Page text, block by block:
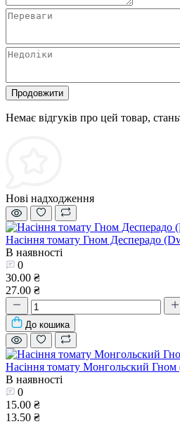
Продовжити
Немає відгуків про цей товар,
Нові надходження
Насіння томату Гном Десперадо
В наявності
0
30.00 ₴
27.00 ₴
До кошика
Насіння томату Монгольский
В наявності
0
15.00 ₴
13.50 ₴